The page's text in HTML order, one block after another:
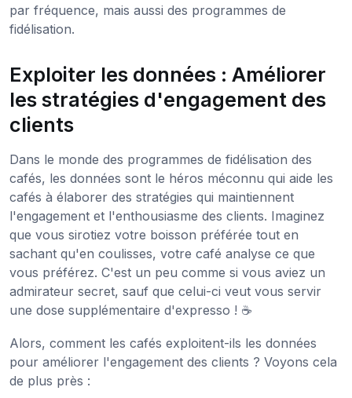
par fréquence, mais aussi des programmes de
fidélisation.
Exploiter les données : Améliorer
les stratégies d'engagement des
clients
Dans le monde des programmes de fidélisation des
cafés, les données sont le héros méconnu qui aide les
cafés à élaborer des stratégies qui maintiennent
l'engagement et l'enthousiasme des clients. Imaginez
que vous sirotiez votre boisson préférée tout en
sachant qu'en coulisses, votre café analyse ce que
vous préférez. C'est un peu comme si vous aviez un
admirateur secret, sauf que celui-ci veut vous servir
une dose supplémentaire d'expresso ! ☕
Alors, comment les cafés exploitent-ils les données
pour améliorer l'engagement des clients ? Voyons cela
de plus près :